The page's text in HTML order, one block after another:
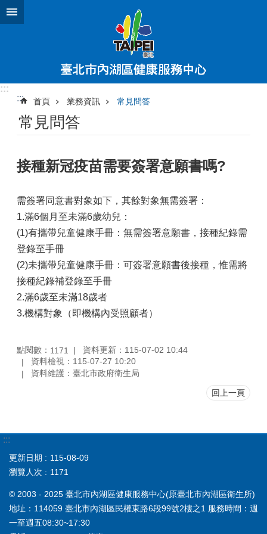
跳到主要內容區塊
:::
:::
首頁 業務資訊 常見問答
常見問答
接種新冠疫苗需要簽署意願書嗎?
需簽署同意書對象如下，其餘對象無需簽署：
1.滿6個月至未滿6歲幼兒：
(1)有攜帶兒童健康手冊：無需簽署意願書，接種紀錄需
登錄至手冊
(2)未攜帶兒童健康手冊：可簽署意願書後接種，惟需將
接種紀錄補登錄至手冊
2.滿6歲至未滿18歲者
3.機構對象（即機構內受照顧者）
點閱數： 1171
資料更新：115-07-02 10:44
資料檢視：115-07-27 10:20
資料維護：臺北市政府衛生局
回上一頁
:::
更新日期
115-08-09
瀏覽人次
1171
© 2003 - 2025 臺北市內湖區健康服務中心(原臺北市內湖區衛生所)
地址：114059 臺北市內湖區民權東路6段99號2樓之1 服務時間：週
一至週五08:30~17:30